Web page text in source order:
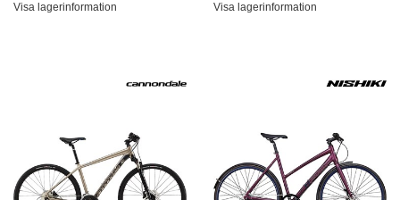
Visa lagerinformation Visa lagerinformation